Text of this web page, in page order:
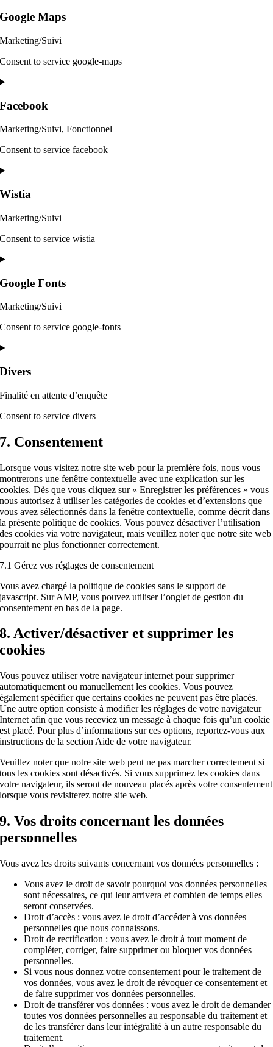
Google Maps
Marketing/Suivi
Consent to service google-maps
Facebook
Marketing/Suivi, Fonctionnel
Consent to service facebook
Wistia
Marketing/Suivi
Consent to service wistia
Google Fonts
Marketing/Suivi
Consent to service google-fonts
Divers
Finalité en attente d’enquête
Consent to service divers
7. Consentement
Lorsque vous visitez notre site web pour la première fois, nous vous
montrerons une fenêtre contextuelle avec une explication sur les
cookies. Dès que vous cliquez sur « Enregistrer les préférences » vous
nous autorisez à utiliser les catégories de cookies et d’extensions que
vous avez sélectionnés dans la fenêtre contextuelle, comme décrit dans
la présente politique de cookies. Vous pouvez désactiver l’utilisation
des cookies via votre navigateur, mais veuillez noter que notre site web
pourrait ne plus fonctionner correctement.
7.1 Gérez vos réglages de consentement
Vous avez chargé la politique de cookies sans le support de
javascript. Sur AMP, vous pouvez utiliser l’onglet de gestion du
consentement en bas de la page.
8. Activer/désactiver et supprimer les
cookies
Vous pouvez utiliser votre navigateur internet pour supprimer
automatiquement ou manuellement les cookies. Vous pouvez
également spécifier que certains cookies ne peuvent pas être placés.
Une autre option consiste à modifier les réglages de votre navigateur
Internet afin que vous receviez un message à chaque fois qu’un cookie
est placé. Pour plus d’informations sur ces options, reportez-vous aux
instructions de la section Aide de votre navigateur.
Veuillez noter que notre site web peut ne pas marcher correctement si
tous les cookies sont désactivés. Si vous supprimez les cookies dans
votre navigateur, ils seront de nouveau placés après votre consentement
lorsque vous revisiterez notre site web.
9. Vos droits concernant les données
personnelles
Vous avez les droits suivants concernant vos données personnelles :
Vous avez le droit de savoir pourquoi vos données personnelles
sont nécessaires, ce qui leur arrivera et combien de temps elles
seront conservées.
Droit d’accès : vous avez le droit d’accéder à vos données
personnelles que nous connaissons.
Droit de rectification : vous avez le droit à tout moment de
compléter, corriger, faire supprimer ou bloquer vos données
personnelles.
Si vous nous donnez votre consentement pour le traitement de
vos données, vous avez le droit de révoquer ce consentement et
de faire supprimer vos données personnelles.
Droit de transférer vos données : vous avez le droit de demander
toutes vos données personnelles au responsable du traitement et
de les transférer dans leur intégralité à un autre responsable du
traitement.